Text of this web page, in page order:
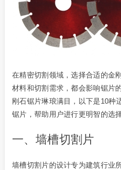
在精密切割领域，选择合适的金
材料和切割需求，都会影响锯片
刚石锯片琳琅满目，以下是10种
锯片，帮助用户进行更明智的选择
一、墙槽切割片
墙槽切割片的设计专为建筑行业